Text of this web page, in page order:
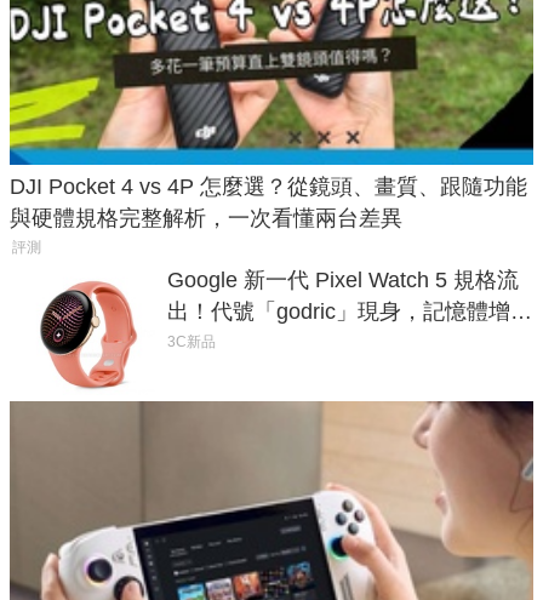
DJI Pocket 4 vs 4P 怎麼選？從鏡頭、畫質、跟隨功能
與硬體規格完整解析，一次看懂兩台差異
評測
Google 新一代 Pixel Watch 5 規格流
出！代號「godric」現身，記憶體增強
鎖定 AI 應用
3C新品